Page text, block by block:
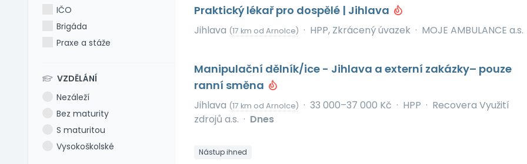
IČO
Brigáda
Praxe a stáže
VZDĚLÁNÍ
Nezáleží
Bez maturity
S maturitou
Vysokoškolské
Praktický lékař pro dospělé | Jihlava
Jihlava (17 km od Arnolce) · HPP, Zkrácený úvazek · MOJE AMBULANCE a.s.
Manipulační dělník/ice - Jihlava a externí zakázky– pouze
ranní směna
Jihlava (17 km od Arnolce) · 33 000–37 000 Kč · HPP · Recovera Využití
zdrojů a.s. · Dnes
Nástup ihned